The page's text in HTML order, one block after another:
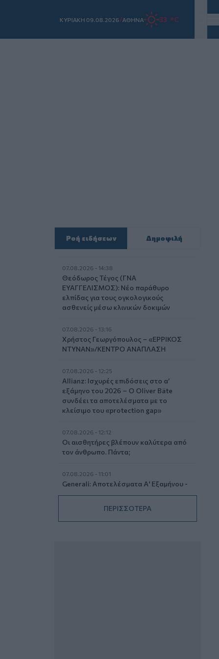
ΚΥΡΙΑΚΗ 09.08.2026/ΑΘΗΝΑ 33 °C
Ροή ειδήσεων Δημοφιλή
07.08.2026 - 14:38
Θεόδωρος Τέγος (ΓΝΑ
ΕΥΑΓΓΕΛΙΣΜΟΣ): Νέο παράθυρο
ελπίδας για τους ογκολογικούς
ασθενείς μέσω κλινικών δοκιμών
07.08.2026 - 13:16
Χρήστος Γεωργόπουλος – «ΕΡΡΙΚΟΣ
ΝΤΥΝΑΝ»/ΚΕΝΤΡΟ ΑΝΑΠΛΑΣΗ
07.08.2026 - 12:25
Allianz: Ισχυρές επιδόσεις στο α’
εξάμηνο του 2026 – Ο Oliver Bäte
συνδέει τα αποτελέσματα με το
κλείσιμο του «protection gap»
07.08.2026 - 12:12
Οι αισθητήρες βλέπουν καλύτερα από
τον άνθρωπο. Πάντα;
07.08.2026 - 11:01
Generali: Αποτελέσματα Α' Εξαμήνου -
Εξαιρετική ανάπτυξη στα Λειτουργικά
Αποτελέσματα με συμβολή από όλες
τις επιχειρηματικές δραστηριότητες
ΠΕΡΙΣΣΟΤΕΡΑ